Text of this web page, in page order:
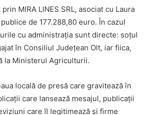
MIRA LINES SRL, asociat cu Laura
de 177.288,80 euro. În cazul
cu administrația sunt directe: soțul
în Consiliul Județean Olt, iar fiica,
la Ministerul Agriculturii.
locală de presă care gravitează în
care lansează mesajul, publicații
care îl legitimează și firme